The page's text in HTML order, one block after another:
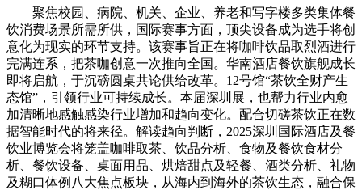
聚焦校园、病院、机关、企业、养老和写字楼多类集体餐
饮消费场景所需所供，国际赛事方面，顶尖设备成为选手将创
意化为现实的环节支持。该赛事旨正在将咖啡饮品取烈酒进行
完满连系，把茶咖创意一次推向全国。华南酒店餐饮旗舰成长
即将启航，于沉磅圆桌共论供给改革。12号馆“茶饮全财产生
态馆”，引领行业可持续成长。本届深圳展，也帮力行业内愈
加清晰地感触感染行业增加和趋向变化。配合切磋茶饮正在数
据智能时代的将来径。解读趋向判断，2025深圳国际酒店及餐
饮业博览会将笼盖咖啡取茶、饮品分析、食物及餐饮食材分
析、餐饮设备、桌面用品、烘焙甜点及轻餐、酒类分析、礼物
及糊口体例八大焦点板块，从海内到海外的茶饮生态，融合保